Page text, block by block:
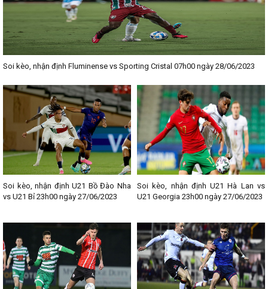
Soi kèo, nhận định Fluminense vs Sporting Cristal 07h00 ngày 28/06/2023
Soi kèo, nhận định U21 Bồ Đào Nha
vs U21 Bỉ 23h00 ngày 27/06/2023
Soi kèo, nhận định U21 Hà Lan vs
U21 Georgia 23h00 ngày 27/06/2023